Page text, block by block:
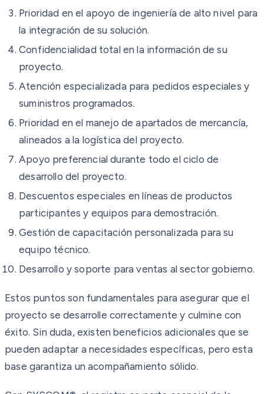
Prioridad en el apoyo de ingeniería de alto nivel para
la integración de su solución.
Confidencialidad total en la información de su
proyecto.
Atención especializada para pedidos especiales y
suministros programados.
Prioridad en el manejo de apartados de mercancía,
alineados a la logística del proyecto.
Apoyo preferencial durante todo el ciclo de
desarrollo del proyecto.
Descuentos especiales en líneas de productos
participantes y equipos para demostración.
Gestión de capacitación personalizada para su
equipo técnico.
Desarrollo y soporte para ventas al sector gobierno.
Estos puntos son fundamentales para asegurar que el
proyecto se desarrolle correctamente y culmine con
éxito. Sin duda, existen beneficios adicionales que se
pueden adaptar a necesidades específicas, pero esta
base garantiza un acompañamiento sólido.